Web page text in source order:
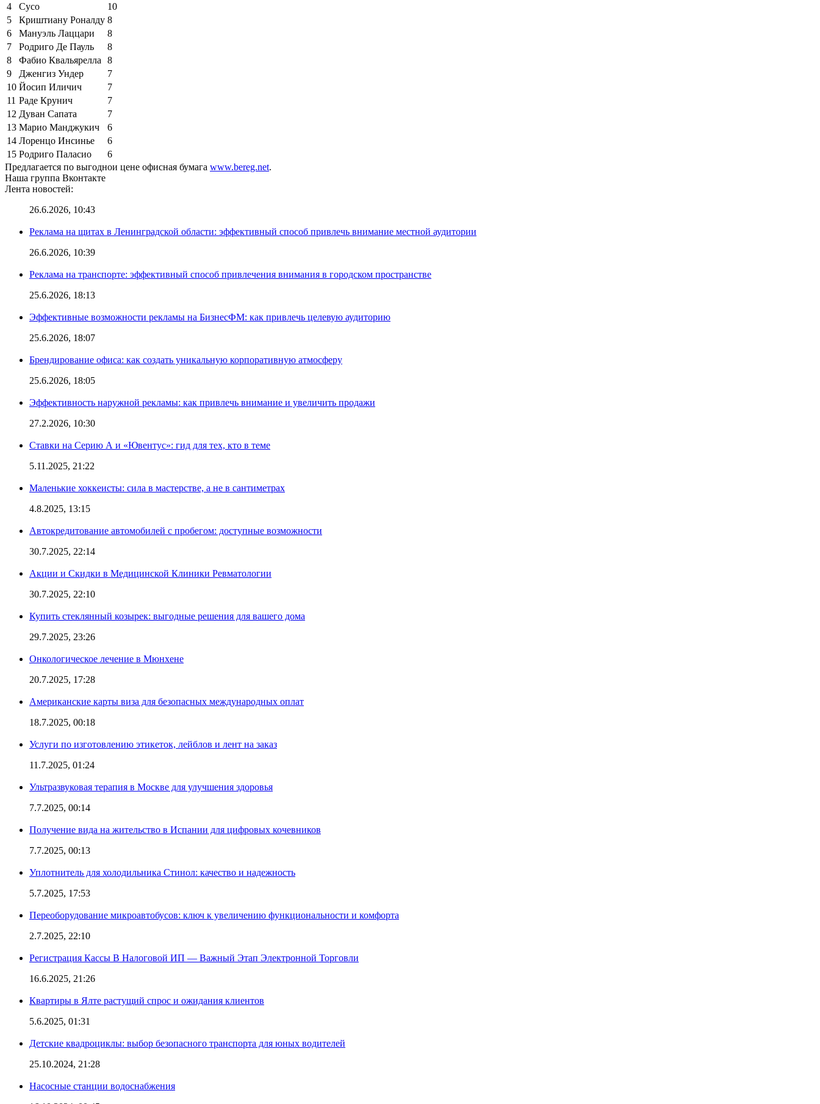
4
Сусо
10
5
Криштиану Роналду 8
6
Мануэль Лаццари
8
7
Родриго Де Пауль
8
8
Фабио Квальярелла
8
9
Дженгиз Ундер
7
10 Йосип Иличич
7
11 Раде Крунич
7
12 Дуван Сапата
7
13 Марио Манджукич
6
14 Лоренцо Инсинье
6
15 Родриго Паласио
6
Предлагается по выгоднои цене офисная бумага www.bereg.net.
Наша группа Вконтакте
Лента новостей:
26.6.2026, 10:43
Реклама на щитах в Ленинградской области: эффективный способ привлечь внимание местной аудитории
26.6.2026, 10:39
Реклама на транспорте: эффективный способ привлечения внимания в городском пространстве
25.6.2026, 18:13
Эффективные возможности рекламы на БизнесФМ: как привлечь целевую аудиторию
25.6.2026, 18:07
Брендирование офиса: как создать уникальную корпоративную атмосферу
25.6.2026, 18:05
Эффективность наружной рекламы: как привлечь внимание и увеличить продажи
27.2.2026, 10:30
Ставки на Серию А и «Ювентус»: гид для тех, кто в теме
5.11.2025, 21:22
Маленькие хоккеисты: сила в мастерстве, а не в сантиметрах
4.8.2025, 13:15
Автокредитование автомобилей с пробегом: доступные возможности
30.7.2025, 22:14
Акции и Скидки в Медицинской Клиники Ревматологии
30.7.2025, 22:10
Купить стеклянный козырек: выгодные решения для вашего дома
29.7.2025, 23:26
Онкологическое лечение в Мюнхене
20.7.2025, 17:28
Американские карты виза для безопасных международных оплат
18.7.2025, 00:18
Услуги по изготовлению этикеток, лейблов и лент на заказ
11.7.2025, 01:24
Ультразвуковая терапия в Москве для улучшения здоровья
7.7.2025, 00:14
Получение вида на жительство в Испании для цифровых кочевников
7.7.2025, 00:13
Уплотнитель для холодильника Стинол: качество и надежность
5.7.2025, 17:53
Переоборудование микроавтобусов: ключ к увеличению функциональности и комфорта
2.7.2025, 22:10
Регистрация Кассы В Налоговой ИП — Важный Этап Электронной Торговли
16.6.2025, 21:26
Квартиры в Ялте растущий спрос и ожидания клиентов
5.6.2025, 01:31
Детские квадроциклы: выбор безопасного транспорта для юных водителей
25.10.2024, 21:28
Насосные станции водоснабжения